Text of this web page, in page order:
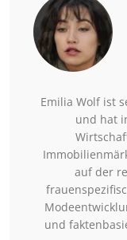
Emilia Wolf ist
und hat
auf der
und